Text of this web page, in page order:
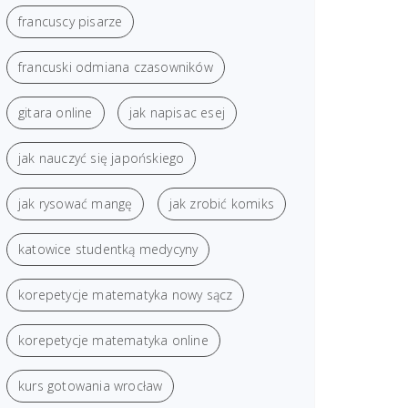
francuscy pisarze
francuski odmiana czasowników
gitara online jak napisac esej
jak nauczyć się japońskiego
jak rysować mangę jak zrobić komiks
katowice studentką medycyny
korepetycje matematyka nowy sącz
korepetycje matematyka online
kurs gotowania wrocław